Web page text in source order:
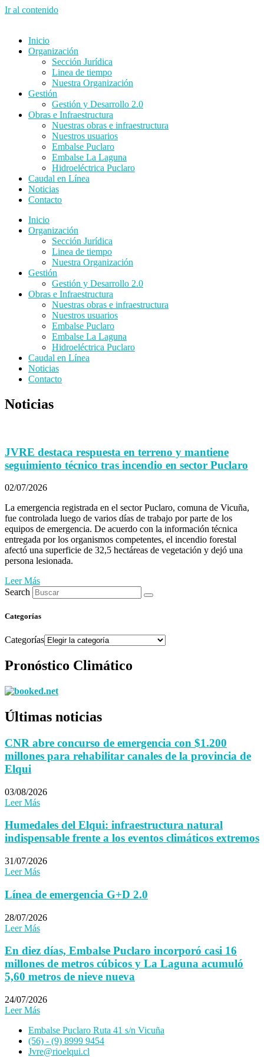
Ir al contenido
Inicio
Organización
Sección Jurídica
Linea de tiempo
Nuestra Organización
Gestión
Gestión y Desarrollo 2.0
Obras e Infraestructura
Nuestras obras e infraestructura
Nuestros usuarios
Embalse Puclaro
Embalse La Laguna
Hidroeléctrica Puclaro
Caudal en Línea
Noticias
Contacto
Inicio
Organización
Sección Jurídica
Linea de tiempo
Nuestra Organización
Gestión
Gestión y Desarrollo 2.0
Obras e Infraestructura
Nuestras obras e infraestructura
Nuestros usuarios
Embalse Puclaro
Embalse La Laguna
Hidroeléctrica Puclaro
Caudal en Línea
Noticias
Contacto
Noticias
JVRE destaca respuesta en terreno y mantiene
seguimiento técnico tras incendio en sector Puclaro
02/07/2026
La emergencia registrada en el sector Puclaro, comuna de Vicuña,
fue controlada luego de varios días de trabajo por parte de los
equipos de emergencia. De acuerdo con la información técnica
entregada por los organismos competentes, el incendio forestal
afectó una superficie de 32,5 hectáreas de vegetación y dejó una
persona lesionada.
Leer Más
Search
Categorías
Categorías
Pronóstico Climático
Últimas noticias
CNR abre concurso de emergencia con $1.200
millones para rehabilitar canales de la provincia de
Elqui
03/08/2026
Leer Más
Humedales del Elqui: infraestructura natural
indispensable frente a los eventos climáticos extremos
31/07/2026
Leer Más
Línea de emergencia G+D 2.0
28/07/2026
Leer Más
En diez días, Embalse Puclaro incorporó casi 16
millones de metros cúbicos y La Laguna acumuló
5,60 metros de nieve nueva
24/07/2026
Leer Más
Embalse Puclaro Ruta 41 s/n Vicuña
(56) - (9) 8999 9454
Jvre@rioelqui.cl